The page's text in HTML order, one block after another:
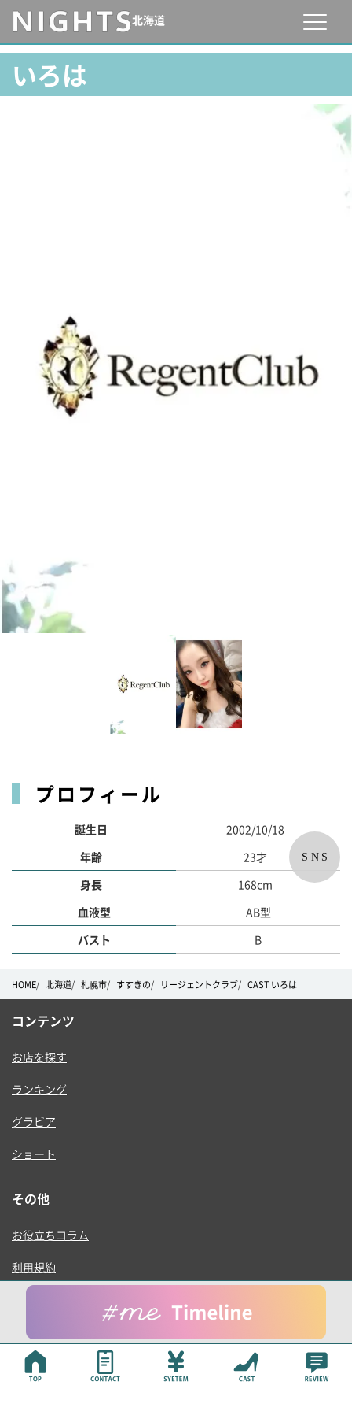
北海道
いろは
プロフィール
誕生日
2002/10/18
年齢
23才
身長
168cm
血液型
AB型
バスト
B
SNS
HOME 北海道 札幌市 すすきの リージェントクラブ CAST いろは
コンテンツ
お店を探す
ランキング
グラビア
ショート
その他
お役立ちコラム
利用規約
運営会社
© ONE RISE , K.K.